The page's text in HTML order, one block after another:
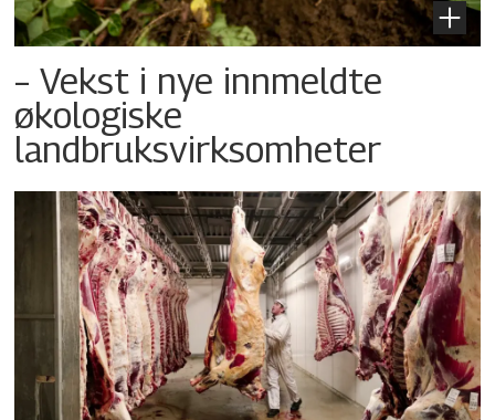
– Vekst i nye innmeldte
økologiske
landbruksvirksomheter